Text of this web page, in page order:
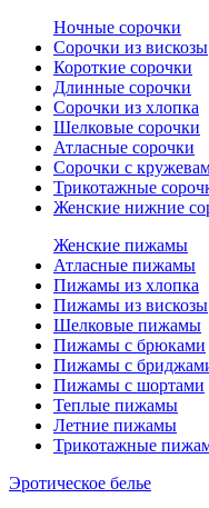
Ночные сорочки
Сорочки из вискозы
Короткие сорочки
Длинные сорочки
Сорочки из хлопка
Шелковые сорочки
Атласные сорочки
Сорочки с
Трикотажные
Женские нижние
Женские пижамы
Атласные пижамы
Пижамы из хлопка
Пижамы из вискозы
Шелковые пижамы
Пижамы с брюками
Пижамы с
Пижамы с шортами
Теплые пижамы
Летние пижамы
Трикотажные
Эротическое белье